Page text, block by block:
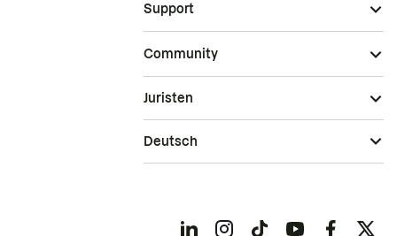
Support
Community
Juristen
Deutsch